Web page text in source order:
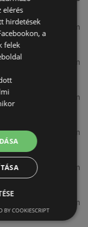
3,26 km
3,26 km
3,31 km
3,32 km
3,41 km
3,58 km
elérés
hirdetések
a
felek
BY COOKIESCRIPT